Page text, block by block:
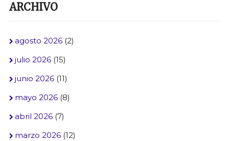
ARCHIVO
agosto 2026(2)
julio 2026(15)
junio 2026(11)
mayo 2026(8)
abril 2026(7)
marzo 2026(12)